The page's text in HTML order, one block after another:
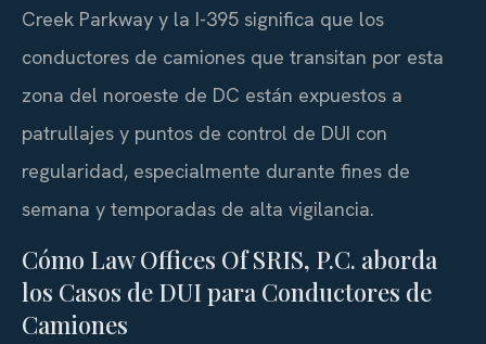
Creek Parkway y la I-395 significa que los
conductores de camiones que transitan por esta
zona del noroeste de DC están expuestos a
patrullajes y puntos de control de DUI con
regularidad, especialmente durante fines de
semana y temporadas de alta vigilancia.
Cómo Law Offices Of SRIS, P.C. aborda
los Casos de DUI para Conductores de
Camiones